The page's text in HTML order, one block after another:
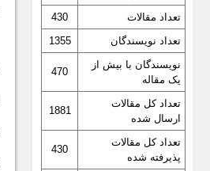
تعداد مقالات
430
تعداد نویسندگان
1355
نویسندگان با بیش از
یک مقاله
470
تعداد کل مقالات
ارسال شده
1881
تعداد کل مقالات
پذیرفته شده
430